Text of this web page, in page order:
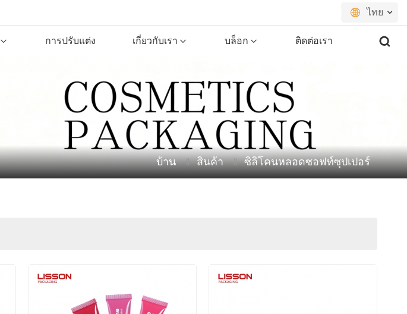
ไทย
русский
español
português
การปรับแต่ง เกี่ยวกับเรา บล็อก ติดต่อเรา
บ้าน สินค้า ซิลิโคนหลอดซอฟท์ซุปเปอร์